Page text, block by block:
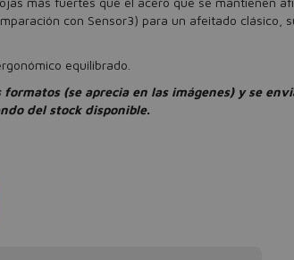
con Sensor3) para un afeitado clásico,
equilibrado.
(se aprecia en las imágenes) y se
del stock disponible.